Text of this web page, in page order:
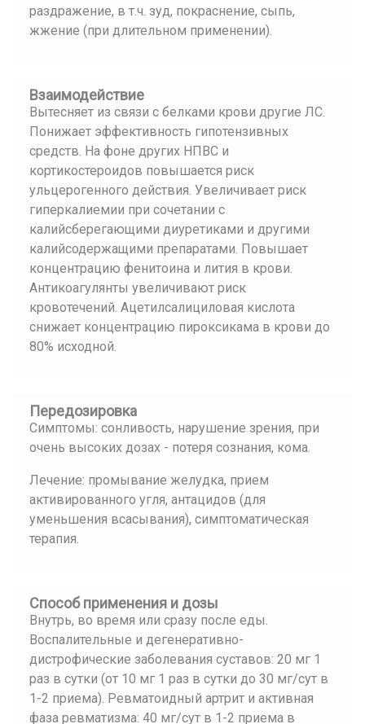
раздражение, в т.ч. зуд, покраснение, сыпь,
жжение (при длительном применении).
Взаимодействие
Вытесняет из связи с белками крови другие ЛС.
Понижает эффективность гипотензивных
средств. На фоне других НПВС и
кортикостероидов повышается риск
ульцерогенного действия. Увеличивает риск
гиперкалиемии при сочетании с
калийсберегающими диуретиками и другими
калийсодержащими препаратами. Повышает
концентрацию фенитоина и лития в крови.
Антикоагулянты увеличивают риск
кровотечений. Ацетилсалициловая кислота
снижает концентрацию пироксикама в крови до
80% исходной.
Передозировка
Симптомы: сонливость, нарушение зрения, при
очень высоких дозах - потеря сознания, кома.
Лечение: промывание желудка, прием
активированного угля, антацидов (для
уменьшения всасывания), симптоматическая
терапия.
Способ применения и дозы
Внутрь, во время или сразу после еды.
Воспалительные и дегенеративно-
дистрофические заболевания суставов: 20 мг 1
раз в сутки (от 10 мг 1 раз в сутки до 30 мг/сут в
1-2 приема). Ревматоидный артрит и активная
фаза ревматизма: 40 мг/сут в 1-2 приема в